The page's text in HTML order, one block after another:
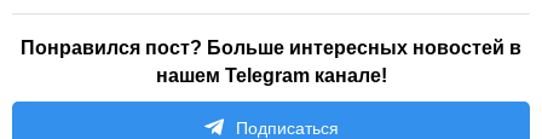
Понравился пост? Больше интересных новостей в
нашем Telegram канале!
Подписаться